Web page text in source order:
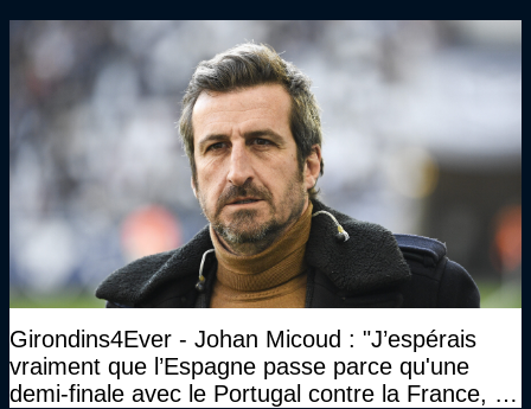
Girondins4Ever - Johan Micoud : "J’espérais
vraiment que l’Espagne passe parce qu'une
demi-finale avec le Portugal contre la France, tu